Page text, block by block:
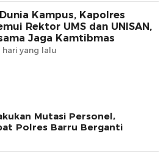
Kampus, Kapolres
Rektor UMS dan UNISAN,
Jaga Kamtibmas
hari yang lalu
Mutasi Personel,
Polres Barru Berganti